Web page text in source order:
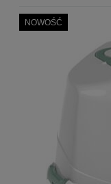
NOWOŚĆ